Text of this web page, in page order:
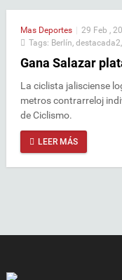
Mas Deportes | 29 Feb ,
Tags: Berlín destacada2
Gana Salazar
La ciclista jalisciense
metros contrarreloj
de Ciclismo.
LEER MÁS